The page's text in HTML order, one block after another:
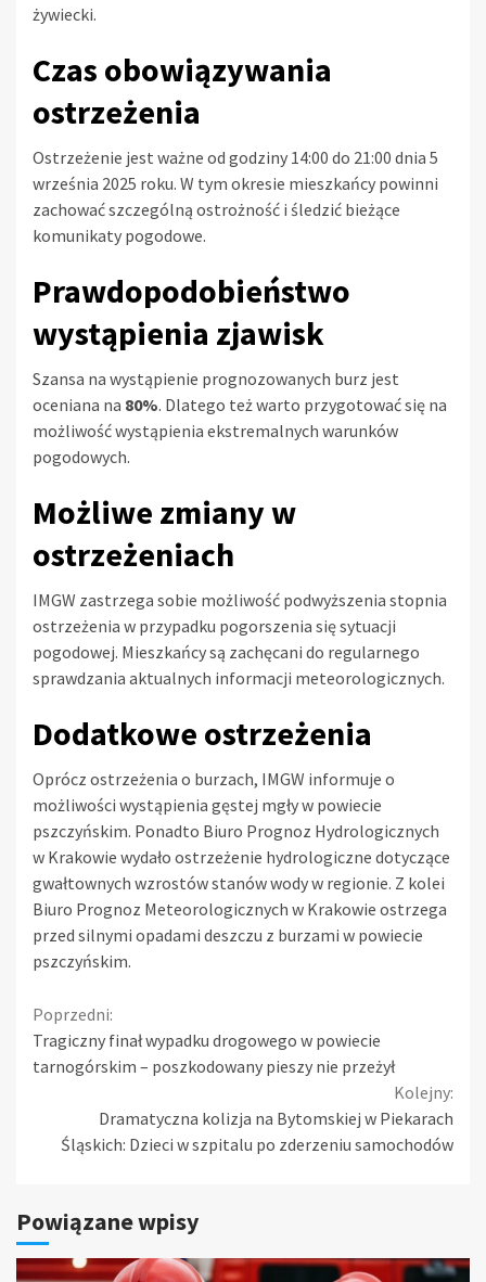
żywiecki.
Czas obowiązywania
ostrzeżenia
Ostrzeżenie jest ważne od godziny 14:00 do 21:00 dnia 5
września 2025 roku. W tym okresie mieszkańcy powinni
zachować szczególną ostrożność i śledzić bieżące
komunikaty pogodowe.
Prawdopodobieństwo
wystąpienia zjawisk
Szansa na wystąpienie prognozowanych burz jest
oceniana na 80%. Dlatego też warto przygotować się na
możliwość wystąpienia ekstremalnych warunków
pogodowych.
Możliwe zmiany w
ostrzeżeniach
IMGW zastrzega sobie możliwość podwyższenia stopnia
ostrzeżenia w przypadku pogorszenia się sytuacji
pogodowej. Mieszkańcy są zachęcani do regularnego
sprawdzania aktualnych informacji meteorologicznych.
Dodatkowe ostrzeżenia
Oprócz ostrzeżenia o burzach, IMGW informuje o
możliwości wystąpienia gęstej mgły w powiecie
pszczyńskim. Ponadto Biuro Prognoz Hydrologicznych
w Krakowie wydało ostrzeżenie hydrologiczne dotyczące
gwałtownych wzrostów stanów wody w regionie. Z kolei
Biuro Prognoz Meteorologicznych w Krakowie ostrzega
przed silnymi opadami deszczu z burzami w powiecie
pszczyńskim.
Continue
Reading
Poprzedni:
Tragiczny finał wypadku drogowego w powiecie
tarnogórskim – poszkodowany pieszy nie przeżył
Kolejny:
Dramatyczna kolizja na Bytomskiej w Piekarach
Śląskich: Dzieci w szpitalu po zderzeniu samochodów
Powiązane wpisy